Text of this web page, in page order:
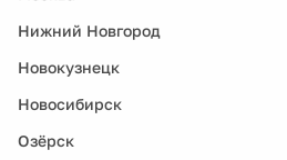
Нижний Новгород
Новокузнецк
Новосибирск
Озёрск